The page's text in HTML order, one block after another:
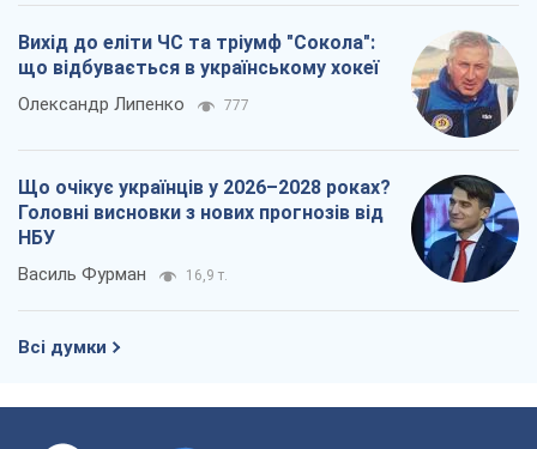
Вихід до еліти ЧС та тріумф "Сокола":
що відбувається в українському хокеї
Олександр Липенко 777
Що очікує українців у 2026–2028 роках?
Головні висновки з нових прогнозів від
НБУ
Василь Фурман 16,9 т.
Всі думки